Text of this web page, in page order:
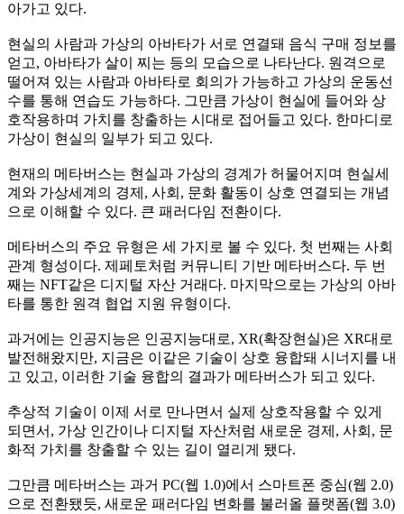
아가고 있다.
현실의 사람과 가상의 아바타가 서로 연결돼 음식 구매 정보를
얻고, 아바타가 살이 찌는 등의 모습으로 나타난다. 원격으로
떨어져 있는 사람과 아바타로 회의가 가능하고 가상의 운동선
수를 통해 연습도 가능하다. 그만큼 가상이 현실에 들어와 상
호작용하며 가치를 창출하는 시대로 접어들고 있다. 한마디로
가상이 현실의 일부가 되고 있다.
현재의 메타버스는 현실과 가상의 경계가 허물어지며 현실세
계와 가상세계의 경제 , 사회 , 문화 활동이 상호 연결되는 개념
으로 이해할 수 있다. 큰 패러다임 전환이다.
메타버스의 주요 유형은 세 가지로 볼 수 있다. 첫 번째는 사회
관계 형성이다. 제페토처럼 커뮤니티 기반 메타버스다. 두 번
째는 NFT같은 디지털 자산 거래다. 마지막으로는 가상의 아바
타를 통한 원격 협업 지원 유형이다.
과거에는 인공지능은 인공지능대로, XR(확장현실)은 XR대로
발전해왔지만, 지금은 이같은 기술이 상호 융합돼 시너지를 내
고 있고, 이러한 기술 융합의 결과가 메타버스가 되고 있다.
추상적 기술이 이제 서로 만나면서 실제 상호작용할 수 있게
되면서 , 가상 인간이나 디지털 자산처럼 새로운 경제 , 사회 , 문
화적 가치를 창출할 수 있는 길이 열리게 됐다.
그만큼 메타버스는 과거 PC(웹 1.0)에서 스마트폰 중심(웹 2.0)
으로 전환됐듯, 새로운 패러다임 변화를 불러올 플랫폼(웹 3.0)